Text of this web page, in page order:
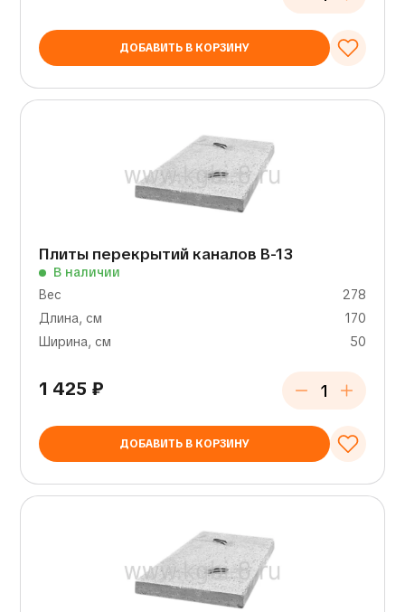
ДОБАВИТЬ В КОРЗИНУ
Плиты перекрытий каналов В-13
В наличии
Вес
278
Длина, см
170
Ширина, см
50
1 425 ₽
ДОБАВИТЬ В КОРЗИНУ